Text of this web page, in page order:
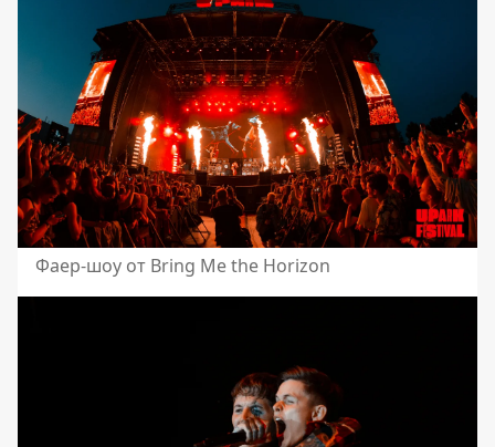
Фаер-шоу от Bring Me the Horizon